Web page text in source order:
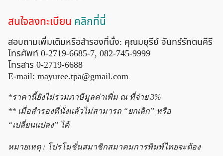
สนใจลงทะเบียน คลิกที่นี่
สอบถามเพิ่มเติมหรือสำรองที่นั่ง: คุณมยุรีย์ จันทร์รักตนคีรี
โทรศัพท์ 0-2719-6685-7, 082-745-9999
โทรสาร 0-2719-6688
E-mail: mayuree.tpa@gmail.com
*ราคานี้ยังไม่รวมภาษีมูลค่าเพิ่ม ณ ที่จ่าย 3%
** เมื่อสำรองที่นั่งแล้วไม่สามารถ “ยกเลิก” หรือ
“เปลี่ยนแปลง” ได้
หมายเหตุ : โปรโมชั่นสมาชิกสมาคมการพิมพ์ไทยจะต้อง